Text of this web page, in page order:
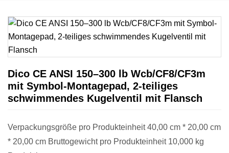
Dico CE ANSI 150–300 lb Wcb/CF8/CF3m
mit Symbol-Montagepad, 2-teiliges
schwimmendes Kugelventil mit Flansch
Verpackungsgröße pro Produkteinheit 40,00 cm * 20,00 cm
* 20,00 cm Bruttogewicht pro Produkteinheit 10,000 kg